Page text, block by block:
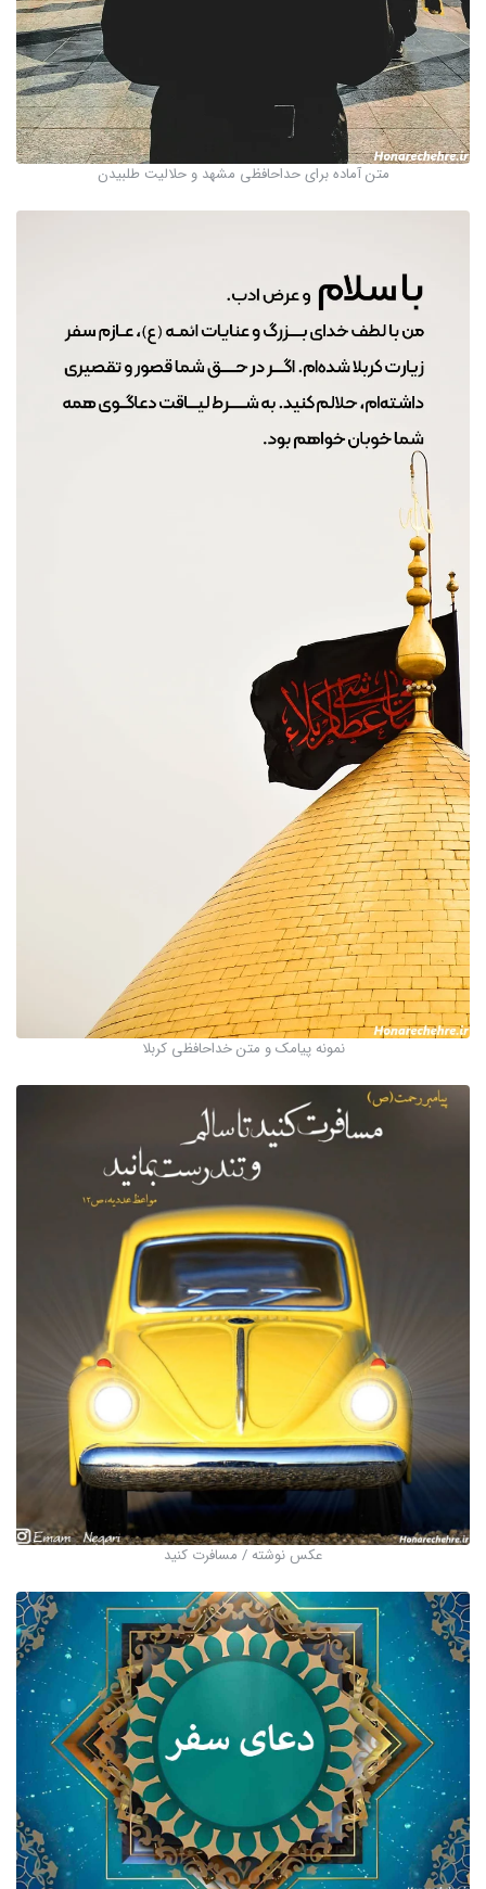
متن آماده برای حداحافظی مشهد و حلالیت طلبیدن
نمونه پیامک و متن خداحافظی کربلا
عکس نوشته / مسافرت کنید